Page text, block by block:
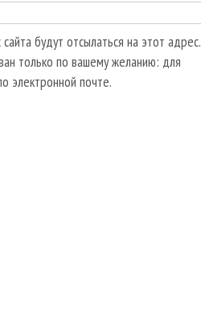
будут отсылаться на этот адрес.
только по вашему желанию: для
электронной почте.